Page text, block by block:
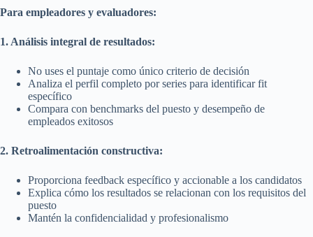
Para empleadores y evaluadores:
1. Análisis integral de resultados:
No uses el puntaje como único criterio de decisión
Analiza el perfil completo por series para identificar fit
específico
Compara con benchmarks del puesto y desempeño de
empleados exitosos
2. Retroalimentación constructiva:
Proporciona feedback específico y accionable a los candidatos
Explica cómo los resultados se relacionan con los requisitos del
puesto
Mantén la confidencialidad y profesionalismo